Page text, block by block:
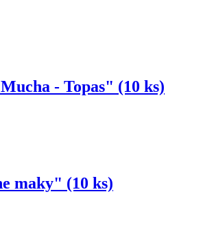
- Topas" (10 ks)
maky" (10 ks)